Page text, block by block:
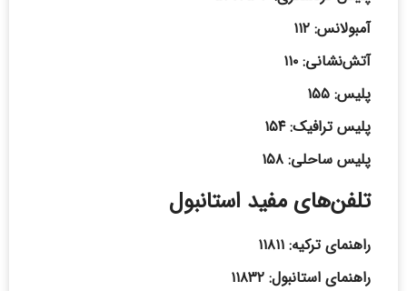
آمبولانس: ۱۱۲
آتش‌نشانی: ۱۱۰
پلیس: ۱۵۵
پلیس ترافیک: ۱۵۴
پلیس ساحلی: ۱۵۸
تلفن‌های مفید استانبول
راهنمای ترکیه: ۱۱۸۱۱
راهنمای استانبول: ۱۱۸۳۲